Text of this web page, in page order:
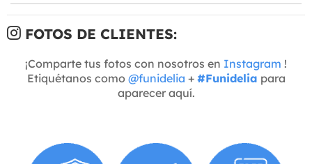
FOTOS DE CLIENTES:
¡Comparte tus fotos con nosotros en Instagram !
Etiquétanos como @funidelia + #Funidelia para
aparecer aquí.